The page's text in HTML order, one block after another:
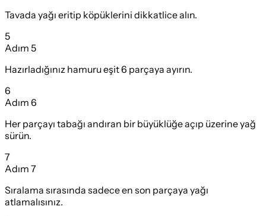
Tavada yağı eritip köpüklerini dikkatlice alın.
5
Adım 5
Hazırladığınız hamuru eşit 6 parçaya ayırın.
6
Adım 6
Her parçayı tabağı andıran bir büyüklüğe açıp üzerine yağ
sürün.
7
Adım 7
Sıralama sırasında sadece en son parçaya yağı
atlamalısınız.